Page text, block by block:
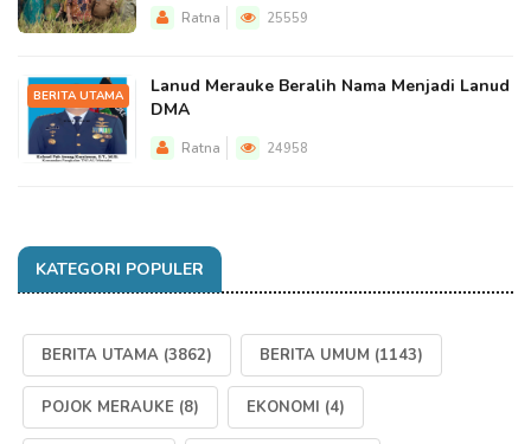
Ratna 25559
BERITA UTAMA
Lanud Merauke Beralih Nama Menjadi Lanud
DMA
Ratna 24958
KATEGORI POPULER
BERITA UTAMA (3862) BERITA UMUM (1143)
POJOK MERAUKE (8) EKONOMI (4)